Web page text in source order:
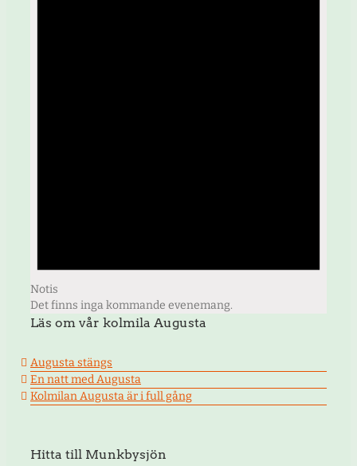
Notis
Det finns inga kommande evenemang.
Läs om vår kolmila Augusta
Augusta stängs
En natt med Augusta
Kolmilan Augusta är i full gång
Hitta till Munkbysjön